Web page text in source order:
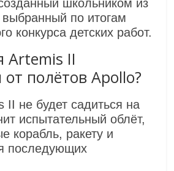
школьником из
по итогам
конкурса детских работ.
Artemis II
от полётов Apollo?
II не будет садиться на
испытательный облёт,
корабль, ракету и
последующих